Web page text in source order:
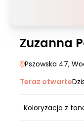
Zuzanna
Pszowska 47,
Teraz otwarte
Koloryzacja z